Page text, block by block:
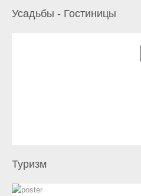
Усадьбы - Гостиницы
Туризм